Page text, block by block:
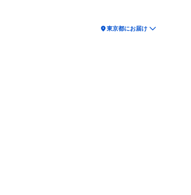
location_on東京都にお届け